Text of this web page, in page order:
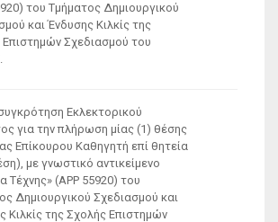
του Τμήματος Δημιουργικού
και Ένδυσης Κιλκίς της
Σχεδιασμού του
Εκλεκτορικού
για την πλήρωση μίας (1) θέσης
Επίκουρου Καθηγητή επί θητεία
με γνωστικό αντικείμενο
Τέχνης» (ΑΡΡ 55920) του
Δημιουργικού Σχεδιασμού και
Κιλκίς της Σχολής Επιστημών